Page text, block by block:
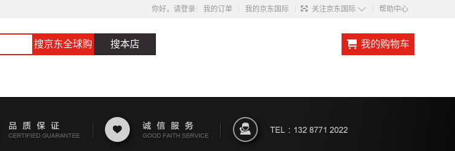
你好，请登录 我的订单 我的京东国际 关注京东国际 ◇ 帮助中心
搜京东全球购 搜本店 我的购物车